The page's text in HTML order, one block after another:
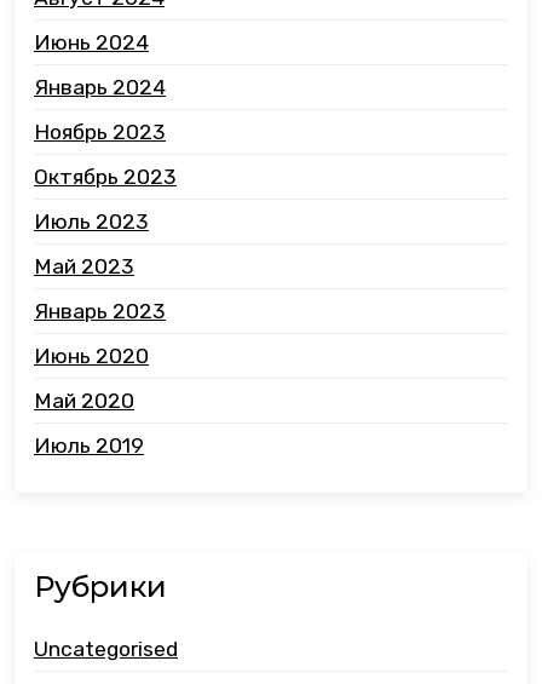
Июнь 2024
Январь 2024
Ноябрь 2023
Октябрь 2023
Июль 2023
Май 2023
Январь 2023
Июнь 2020
Май 2020
Июль 2019
Рубрики
Uncategorised